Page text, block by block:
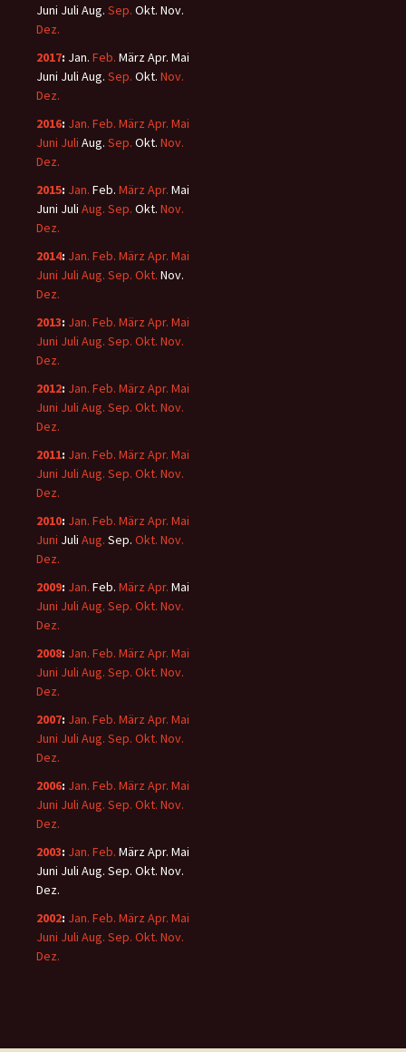
Juni Juli Aug. Sep. Okt. Nov.
Dez.
2017: Jan. Feb. MärzApr. Mai
Juni Juli Aug. Sep. Okt. Nov.
Dez.
2016: Jan. Feb. März Apr. Mai
Juni Juli Aug. Sep. Okt. Nov.
Dez.
2015: Jan. Feb. März Apr. Mai
Juni Juli Aug. Sep. Okt. Nov.
Dez.
2014: Jan. Feb. März Apr. Mai
Juni Juli Aug. Sep. Okt. Nov.
Dez.
2013: Jan. Feb. März Apr. Mai
Juni Juli Aug. Sep. Okt. Nov.
Dez.
2012: Jan. Feb. März Apr. Mai
Juni Juli Aug. Sep. Okt. Nov.
Dez.
2011: Jan. Feb. März Apr. Mai
Juni Juli Aug. Sep. Okt. Nov.
Dez.
2010: Jan. Feb. März Apr. Mai
Juni Juli Aug. Sep. Okt. Nov.
Dez.
2009: Jan. Feb. März Apr. Mai
Juni Juli Aug. Sep. Okt. Nov.
Dez.
2008: Jan. Feb. März Apr. Mai
Juni Juli Aug. Sep. Okt. Nov.
Dez.
2007: Jan. Feb. März Apr. Mai
Juni Juli Aug. Sep. Okt. Nov.
Dez.
2006: Jan. Feb. März Apr. Mai
Juni Juli Aug. Sep. Okt. Nov.
Dez.
2003: Jan. Feb. MärzApr. Mai
Juni Juli Aug. Sep. Okt. Nov.
Dez.
2002: Jan. Feb. März Apr. Mai
Juni Juli Aug. Sep. Okt. Nov.
Dez.